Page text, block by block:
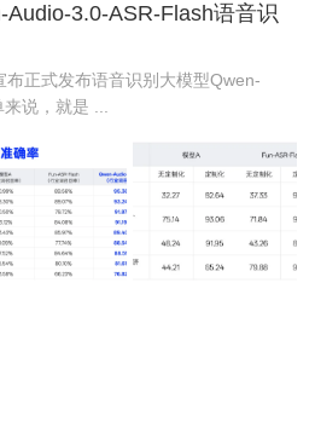
3.0-ASR-Flash语音识
正式发布语音识别大模型Qwen-
说，就是 ...